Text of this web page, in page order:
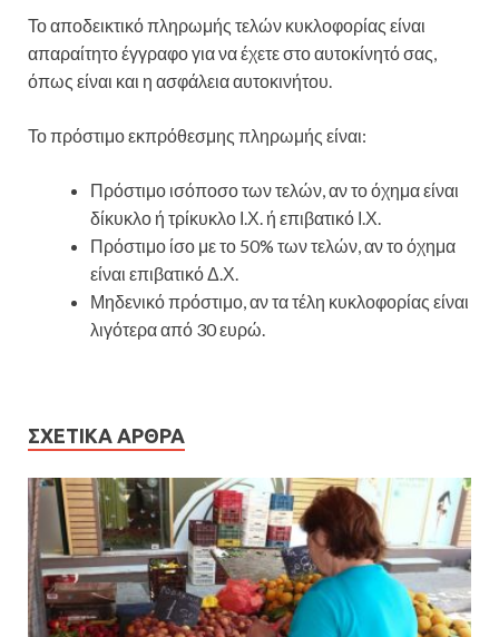
Το αποδεικτικό πληρωμής τελών κυκλοφορίας είναι
απαραίτητο έγγραφο για να έχετε στο αυτοκίνητό σας,
όπως είναι και η ασφάλεια αυτοκινήτου.
Το πρόστιμο εκπρόθεσμης πληρωμής είναι:
Πρόστιμο ισόποσο των τελών, αν το όχημα είναι
δίκυκλο ή τρίκυκλο Ι.Χ. ή επιβατικό Ι.Χ.
Πρόστιμο ίσο με το 50% των τελών, αν το όχημα
είναι επιβατικό Δ.Χ.
Μηδενικό πρόστιμο, αν τα τέλη κυκλοφορίας είναι
λιγότερα από 30 ευρώ.
ΣΧΕΤΙΚΆ ΆΡΘΡΑ